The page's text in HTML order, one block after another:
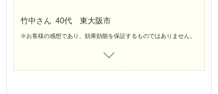
竹中さん 40代 東大阪市
※お客様の感想であり、効果効能を保証するものではありません。